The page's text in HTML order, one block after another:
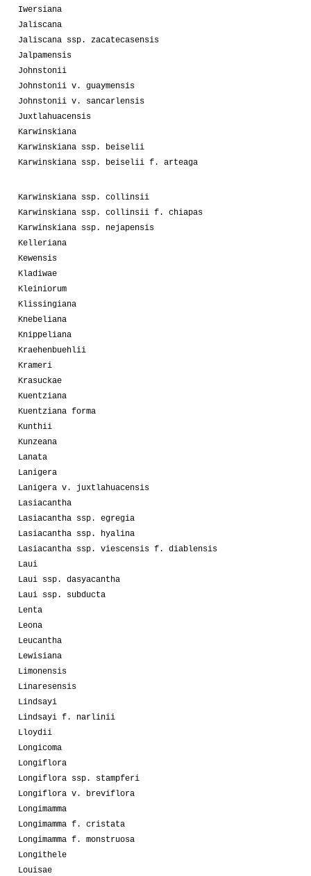
Iwersiana
Jaliscana
Jaliscana ssp. zacatecasensis
Jalpamensis
Johnstonii
Johnstonii v. guaymensis
Johnstonii v. sancarlensis
Juxtlahuacensis
Karwinskiana
Karwinskiana ssp. beiselii
Karwinskiana ssp. beiselii f. arteaga
Karwinskiana ssp. collinsii
Karwinskiana ssp. collinsii f. chiapas
Karwinskiana ssp. nejapensis
Kelleriana
Kewensis
Kladiwae
Kleiniorum
Klissingiana
Knebeliana
Knippeliana
Kraehenbuehlii
Krameri
Krasuckae
Kuentziana
Kuentziana forma
Kunthii
Kunzeana
Lanata
Lanigera
Lanigera v. juxtlahuacensis
Lasiacantha
Lasiacantha ssp. egregia
Lasiacantha ssp. hyalina
Lasiacantha ssp. viescensis f. diablensis
Laui
Laui ssp. dasyacantha
Laui ssp. subducta
Lenta
Leona
Leucantha
Lewisiana
Limonensis
Linaresensis
Lindsayi
Lindsayi f. narlinii
Lloydii
Longicoma
Longiflora
Longiflora ssp. stampferi
Longiflora v. breviflora
Longimamma
Longimamma f. cristata
Longimamma f. monstruosa
Longithele
Louisae